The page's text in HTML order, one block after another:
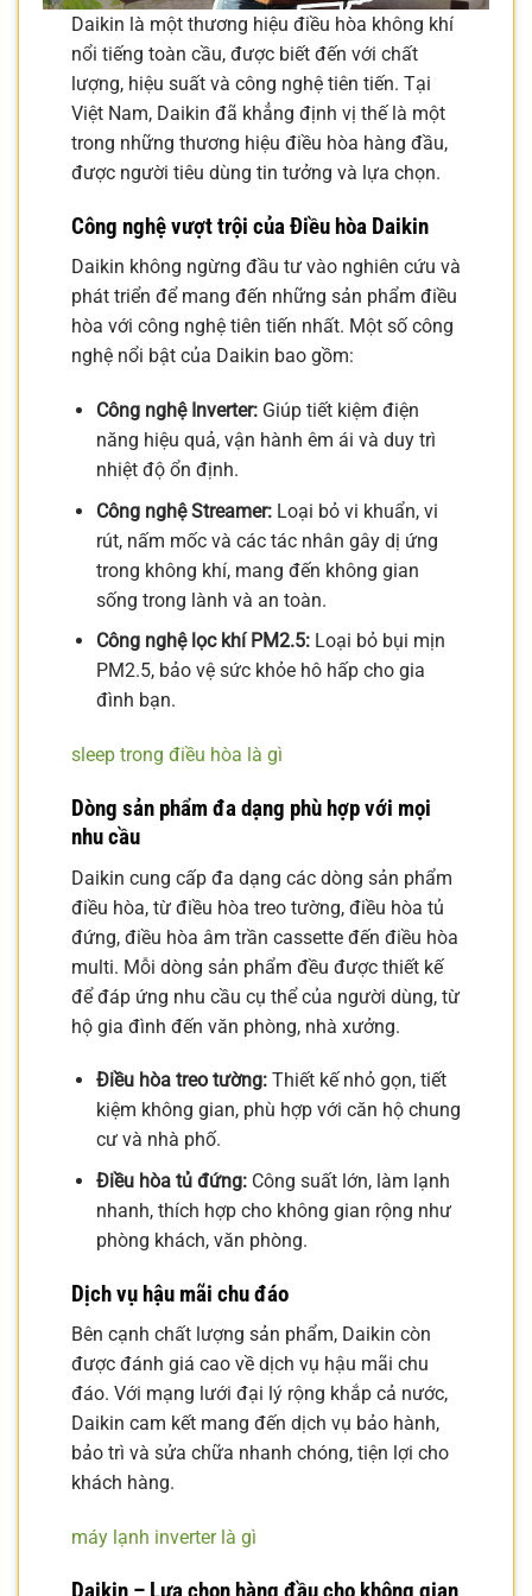
Daikin là một thương hiệu điều hòa không khí
nổi tiếng toàn cầu, được biết đến với chất
lượng, hiệu suất và công nghệ tiên tiến. Tại
Việt Nam, Daikin đã khẳng định vị thế là một
trong những thương hiệu điều hòa hàng đầu,
được người tiêu dùng tin tưởng và lựa chọn.
Công nghệ vượt trội của Điều hòa Daikin
Daikin không ngừng đầu tư vào nghiên cứu và
phát triển để mang đến những sản phẩm điều
hòa với công nghệ tiên tiến nhất. Một số công
nghệ nổi bật của Daikin bao gồm:
Công nghệ Inverter:Giúp tiết kiệm điện
năng hiệu quả, vận hành êm ái và duy trì
nhiệt độ ổn định.
Công nghệ Streamer:Loại bỏ vi khuẩn, vi
rút, nấm mốc và các tác nhân gây dị ứng
trong không khí, mang đến không gian
sống trong lành và an toàn.
Công nghệ lọc khí PM2.5:Loại bỏ bụi mịn
PM2.5, bảo vệ sức khỏe hô hấp cho gia
đình bạn.
sleep trong điều hòa là gì
Dòng sản phẩm đa dạng phù hợp với mọi
nhu cầu
Daikin cung cấp đa dạng các dòng sản phẩm
điều hòa, từ điều hòa treo tường, điều hòa tủ
đứng, điều hòa âm trần cassette đến điều hòa
multi. Mỗi dòng sản phẩm đều được thiết kế
để đáp ứng nhu cầu cụ thể của người dùng, từ
hộ gia đình đến văn phòng, nhà xưởng.
Điều hòa treo tường:Thiết kế nhỏ gọn, tiết
kiệm không gian, phù hợp với căn hộ chung
cư và nhà phố.
Điều hòa tủ đứng:Công suất lớn, làm lạnh
nhanh, thích hợp cho không gian rộng như
phòng khách, văn phòng.
Dịch vụ hậu mãi chu đáo
Bên cạnh chất lượng sản phẩm, Daikin còn
được đánh giá cao về dịch vụ hậu mãi chu
đáo. Với mạng lưới đại lý rộng khắp cả nước,
Daikin cam kết mang đến dịch vụ bảo hành,
bảo trì và sửa chữa nhanh chóng, tiện lợi cho
khách hàng.
máy lạnh inverter là gì